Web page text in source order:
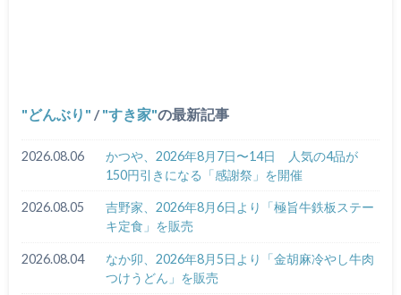
どんぶり / すき家 の最新記事
2026.08.06
かつや、2026年8月7日〜14日 人気の4品が
150円引きになる「感謝祭」を開催
2026.08.05
吉野家、2026年8月6日より「極旨牛鉄板ステー
キ定食」を販売
2026.08.04
なか卯、2026年8月5日より「金胡麻冷やし牛肉
つけうどん」を販売